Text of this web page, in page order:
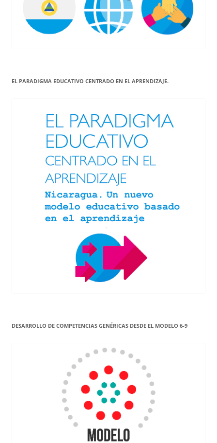
EL PARADIGMA EDUCATIVO CENTRADO EN EL APRENDIZAJE.
DESARROLLO DE COMPETENCIAS GENÉRICAS DESDE EL MODELO 6-9